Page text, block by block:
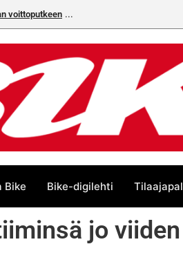
voittoputkeen
Bike Bike-digilehti
jo